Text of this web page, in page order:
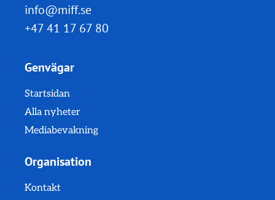
info@miff.se
+47 41 17 67 80
Genvägar
Startsidan
Alla nyheter
Mediabevakning
Organisation
Kontakt